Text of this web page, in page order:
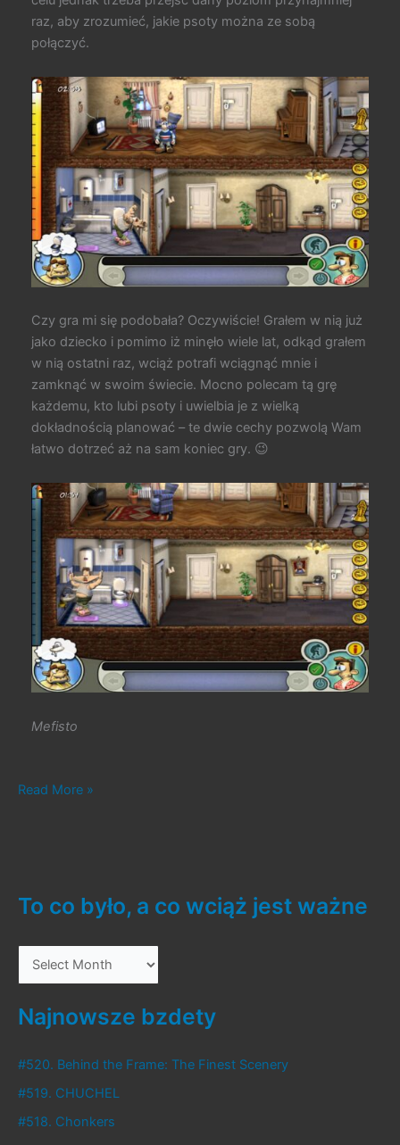
raz, aby zrozumieć, jakie psoty można ze sobą
połączyć.
Czy gra mi się podobała? Oczywiście! Grałem w nią już
jako dziecko i pomimo iż minęło wiele lat, odkąd grałem
w nią ostatni raz, wciąż potrafi wciągnąć mnie i
zamknąć w swoim świecie. Mocno polecam tą grę
każdemu, kto lubi psoty i uwielbia je z wielką
dokładnością planować – te dwie cechy pozwolą Wam
łatwo dotrzeć aż na sam koniec gry. 😉
Mefisto
#494.
Read More »
To co było, a co wciąż jest ważne
o
c
b
y
Najnowsze bzdety
#520. Behind the Frame: The Finest Scenery
#519. CHUCHEL
#518. Chonkers